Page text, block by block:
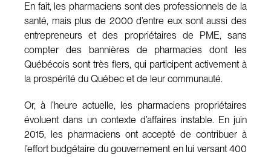
En fait, les pharmaciens sont des professionnels de la
santé, mais plus de 2000 d’entre eux sont aussi des
entrepreneurs et des propriétaires de PME, sans
compter des bannières de pharmacies dont les
Québécois sont très fiers, qui participent activement à
la prospérité du Québec et de leur communauté.
Or, à l’heure actuelle, les pharmaciens propriétaires
évoluent dans un contexte d’affaires instable. En juin
2015, les pharmaciens ont accepté de contribuer à
l’effort budgétaire du gouvernement en lui versant 400